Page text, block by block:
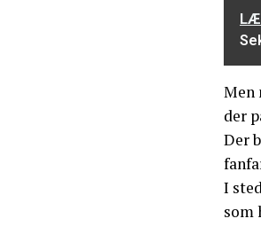
Men
der
Der
I
som